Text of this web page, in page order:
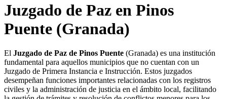
Juzgado de Paz en Pinos
Puente (Granada)
El Juzgado de Paz de Pinos Puente (Granada) es una institución
fundamental para aquellos municipios que no cuentan con un
Juzgado de Primera Instancia e Instrucción. Estos juzgados
desempeñan funciones importantes relacionadas con los registros
civiles y la administración de justicia en el ámbito local, facilitando